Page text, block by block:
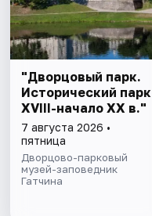
"Дворцовый парк.
Исторический парк
XVIII-начало XX в."
7 августа 2026 •
пятница
Дворцово-парковый
музей-заповедник
Гатчина